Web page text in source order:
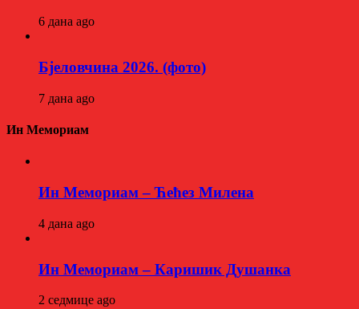
6 дана ago
Бјеловчина 2026. (фото)
7 дана ago
Ин Мемориам
Ин Мемориам – Ћећез Милена
4 дана ago
Ин Мемориам – Каришик Душанка
2 седмице ago